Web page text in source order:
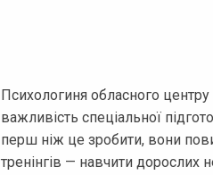
Психологиня обласного
важливість спеціальної
перш ніж це зробити, вони
тренінгів — навчити дорослих